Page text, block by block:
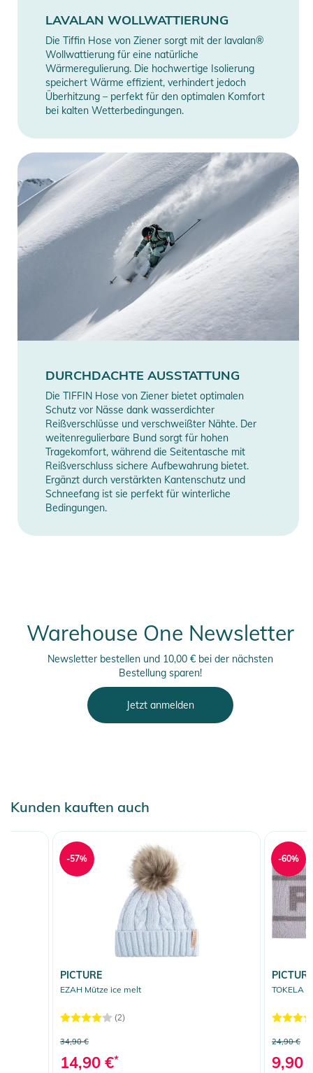
LAVALAN WOLLWATTIERUNG
Die Tiffin Hose von Ziener sorgt mit der lavalan®
Wollwattierung für eine natürliche
Wärmeregulierung. Die hochwertige Isolierung
speichert Wärme effizient, verhindert jedoch
Überhitzung – perfekt für den optimalen Komfort
bei kalten Wetterbedingungen.
DURCHDACHTE AUSSTATTUNG
Die TIFFIN Hose von Ziener bietet optimalen
Schutz vor Nässe dank wasserdichter
Reißverschlüsse und verschweißter Nähte. Der
weitenregulierbare Bund sorgt für hohen
Tragekomfort, während die Seitentasche mit
Reißverschluss sichere Aufbewahrung bietet.
Ergänzt durch verstärkten Kantenschutz und
Schneefang ist sie perfekt für winterliche
Bedingungen.
Warehouse One Newsletter
Newsletter bestellen und 10,00 € bei der nächsten
Bestellung sparen!
Jetzt anmelden
Kunden kauften auch
PICTURE
EZAH Mütze ice melt
(2)
34,90 €
14,90 €*
-57%
PICTURE
TOKELA
24,90 €
9,90
-60%